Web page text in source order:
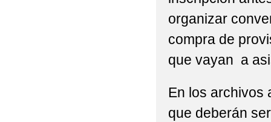
organizar
compra de
que vayan a
En los archivos
que deberán